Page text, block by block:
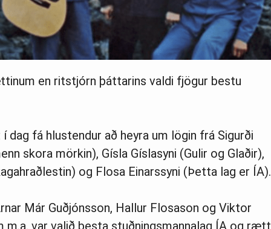
en ritstjórn þáttarins valdi fjögur bestu
dag fá hlustendur að heyra um lögin frá Sigurði
skora mörkin), Gísla Gíslasyni (Gulir og Glaðir),
og Flosa Einarssyni (Þetta lag er ÍA).
Már Guðjónsson, Hallur Flosason og Viktor